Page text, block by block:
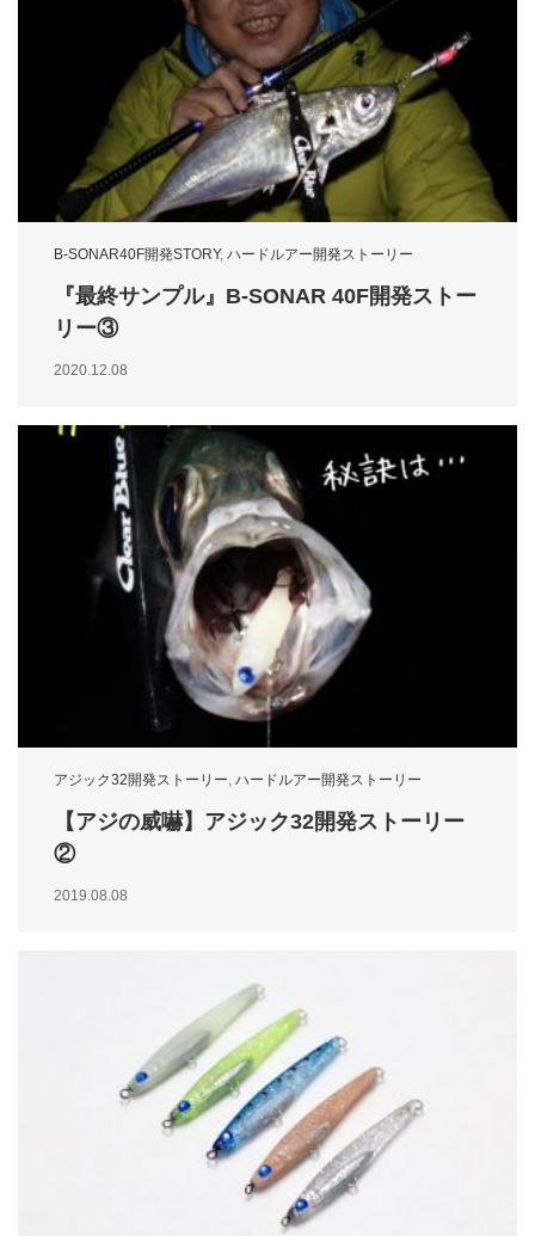
B-SONAR40F開発STORY, ハードルアー開発ストーリー
『最終サンプル』B-SONAR 40F開発ストー
リー③
2020.12.08
アジック32開発ストーリー, ハードルアー開発ストーリー
【アジの威嚇】アジック32開発ストーリー
②
2019.08.08